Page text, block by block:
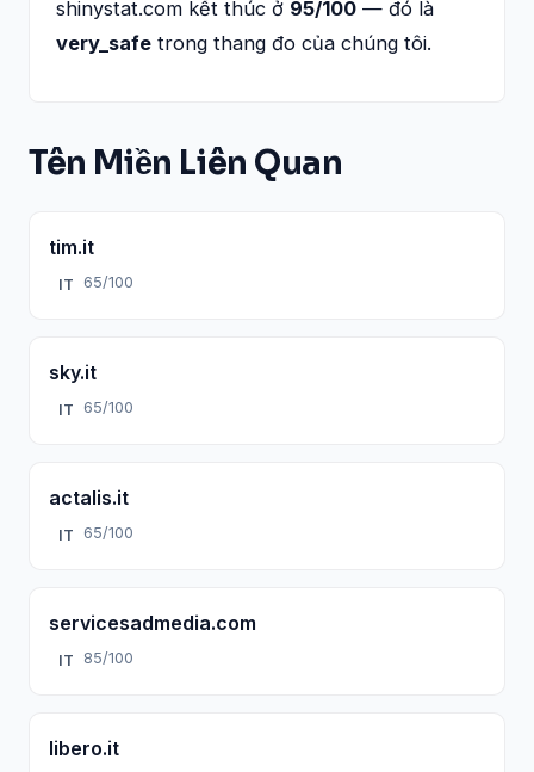
shinystat.com kết thúc ở 95/100 — đó là
very_safe trong thang đo của chúng tôi.
Tên Miền Liên Quan
tim.it
IT 65/100
sky.it
IT 65/100
actalis.it
IT 65/100
servicesadmedia.com
IT 85/100
libero.it